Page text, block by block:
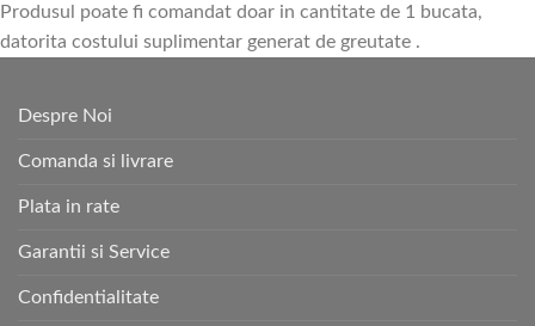
Produsul poate fi comandat doar in cantitate de 1 bucata,
datorita costului suplimentar generat de greutate .
Despre Noi
Comanda si livrare
Plata in rate
Garantii si Service
Confidentialitate